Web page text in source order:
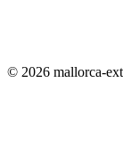
© 2026 mallorca-